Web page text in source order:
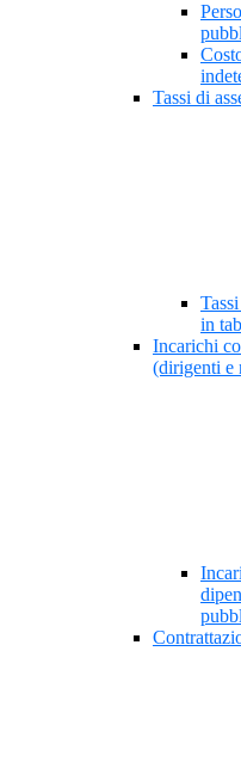
Tassi di
in
Incarichi
(dirigenti e